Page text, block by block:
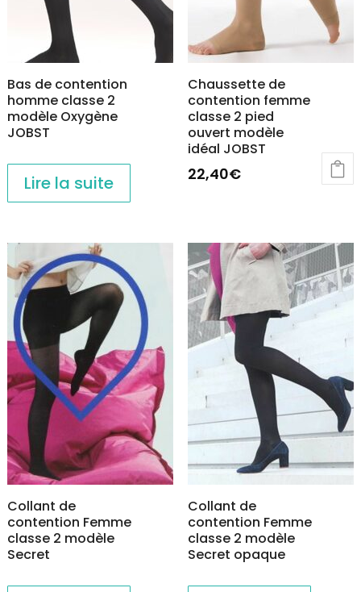
Bas de contention
homme classe 2
modèle Oxygène
JOBST
Lire la suite
Chaussette de
contention femme
classe 2 pied
ouvert modèle
idéal JOBST
22,40€
plusieurs
variations.
Les
options
peuvent
la
page
du
Collant de
contention Femme
classe 2 modèle
Secret
Collant de
contention Femme
classe 2 modèle
Secret opaque